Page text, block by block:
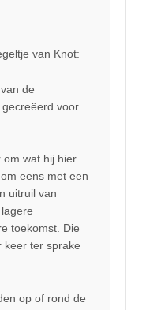
van Knot:
de
voor
om wat hij hier
eens met een
uitruil van
toekomst. Die
keer ter sprake
op of rond de